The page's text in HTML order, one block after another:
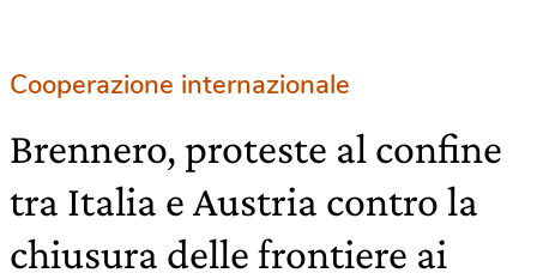
Cooperazione internazionale
Brennero, proteste al confine
tra Italia e Austria contro la
chiusura delle frontiere ai